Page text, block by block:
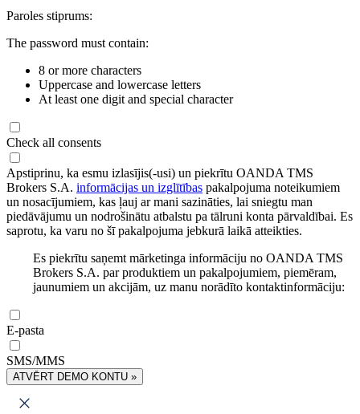
Paroles stiprums:
The password must contain:
8 or more characters
Uppercase and lowercase letters
At least one digit and special character
Check all consents
Apstiprinu, ka esmu izlasījis(-usi) un piekrītu OANDA TMS
Brokers S.A. informācijas un izglītības pakalpojuma noteikumiem
un nosacījumiem, kas ļauj ar mani sazināties, lai sniegtu man
piedāvājumu un nodrošinātu atbalstu pa tālruni konta pārvaldībai. Es
saprotu, ka varu no šī pakalpojuma jebkurā laikā atteikties.
Es piekrītu saņemt mārketinga informāciju no OANDA TMS
Brokers S.A. par produktiem un pakalpojumiem, piemēram,
jaunumiem un akcijām, uz manu norādīto kontaktinformāciju:
E-pasta
SMS/MMS
ATVĒRT DEMO KONTU »